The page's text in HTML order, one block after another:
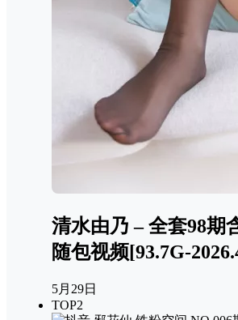
清水由乃 – 全套98期
随包视频[93.7G-
5月29日
TOP2